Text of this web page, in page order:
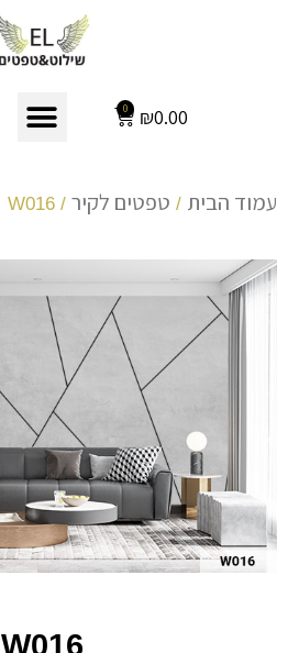
₪0.00
0
עמוד הבית / טפטים לקיר / W016
W016